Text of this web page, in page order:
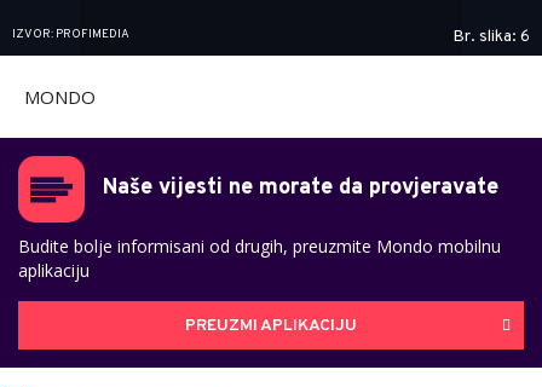
IZVOR: PROFIMEDIA Br. slika: 6
MONDO
Naše vijesti ne morate da provjeravate
Budite bolje informisani od drugih, preuzmite Mondo mobilnu
aplikaciju
PREUZMI APLIKACIJU